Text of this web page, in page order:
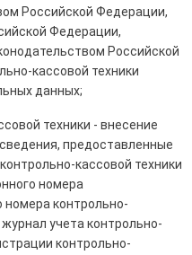
Российской Федерации,
Федерации,
Российской
кассовой техники
данных;
техники - внесение
предоставленные
кассовой техники
номера
номера контрольно-
учета контрольно-
контрольно-